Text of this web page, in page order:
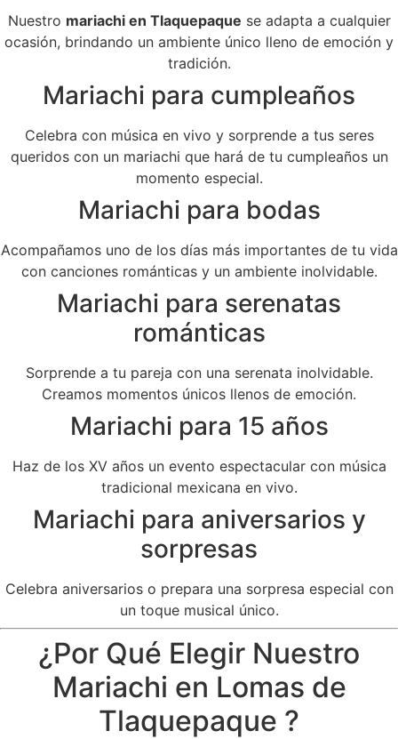
Nuestro mariachi en Tlaquepaque se adapta a cualquier
ocasión, brindando un ambiente único lleno de emoción y
tradición.
Mariachi para cumpleaños
Celebra con música en vivo y sorprende a tus seres
queridos con un mariachi que hará de tu cumpleaños un
momento especial.
Mariachi para bodas
Acompañamos uno de los días más importantes de tu vida
con canciones románticas y un ambiente inolvidable.
Mariachi para serenatas
románticas
Sorprende a tu pareja con una serenata inolvidable.
Creamos momentos únicos llenos de emoción.
Mariachi para 15 años
Haz de los XV años un evento espectacular con música
tradicional mexicana en vivo.
Mariachi para aniversarios y
sorpresas
Celebra aniversarios o prepara una sorpresa especial con
un toque musical único.
¿Por Qué Elegir Nuestro
Mariachi en Lomas de
Tlaquepaque ?